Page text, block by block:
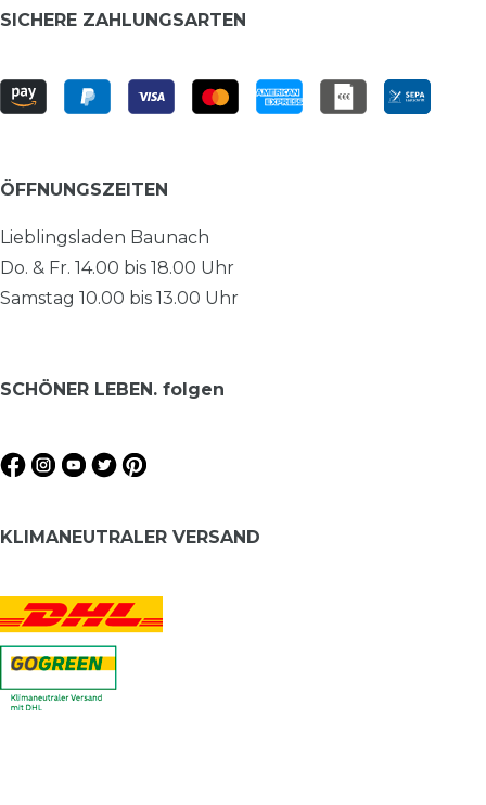
SICHERE ZAHLUNGSARTEN
ÖFFNUNGSZEITEN
Lieblingsladen Baunach
Do. & Fr. 14.00 bis 18.00 Uhr
Samstag 10.00 bis 13.00 Uhr
SCHÖNER LEBEN. folgen
KLIMANEUTRALER VERSAND